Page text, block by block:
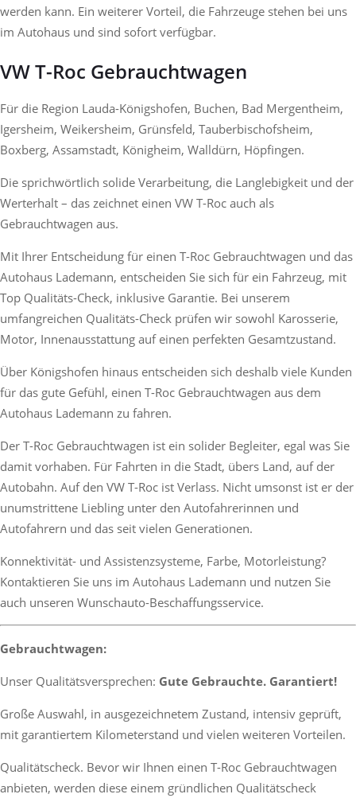
werden kann. Ein weiterer Vorteil, die Fahrzeuge stehen bei uns
im Autohaus und sind sofort verfügbar.
VW T-Roc Gebrauchtwagen
Für die Region Lauda-Königshofen, Buchen, Bad Mergentheim,
Igersheim, Weikersheim, Grünsfeld, Tauberbischofsheim,
Boxberg, Assamstadt, Königheim, Walldürn, Höpfingen.
Die sprichwörtlich solide Verarbeitung, die Langlebigkeit und der
Werterhalt – das zeichnet einen VW T-Roc auch als
Gebrauchtwagen aus.
Mit Ihrer Entscheidung für einen T-Roc Gebrauchtwagen und das
Autohaus Lademann, entscheiden Sie sich für ein Fahrzeug, mit
Top Qualitäts-Check, inklusive Garantie. Bei unserem
umfangreichen Qualitäts-Check prüfen wir sowohl Karosserie,
Motor, Innenausstattung auf einen perfekten Gesamtzustand.
Über Königshofen hinaus entscheiden sich deshalb viele Kunden
für das gute Gefühl, einen T-Roc Gebrauchtwagen aus dem
Autohaus Lademann zu fahren.
Der T-Roc Gebrauchtwagen ist ein solider Begleiter, egal was Sie
damit vorhaben. Für Fahrten in die Stadt, übers Land, auf der
Autobahn. Auf den VW T-Roc ist Verlass. Nicht umsonst ist er der
unumstrittene Liebling unter den Autofahrerinnen und
Autofahrern und das seit vielen Generationen.
Konnektivität- und Assistenzsysteme, Farbe, Motorleistung?
Kontaktieren Sie uns im Autohaus Lademann und nutzen Sie
auch unseren Wunschauto-Beschaffungsservice.
Gebrauchtwagen:
Unser Qualitätsversprechen: Gute Gebrauchte. Garantiert!
Große Auswahl, in ausgezeichnetem Zustand, intensiv geprüft,
mit garantiertem Kilometerstand und vielen weiteren Vorteilen.
Qualitätscheck. Bevor wir Ihnen einen T-Roc Gebrauchtwagen
anbieten, werden diese einem gründlichen Qualitätscheck